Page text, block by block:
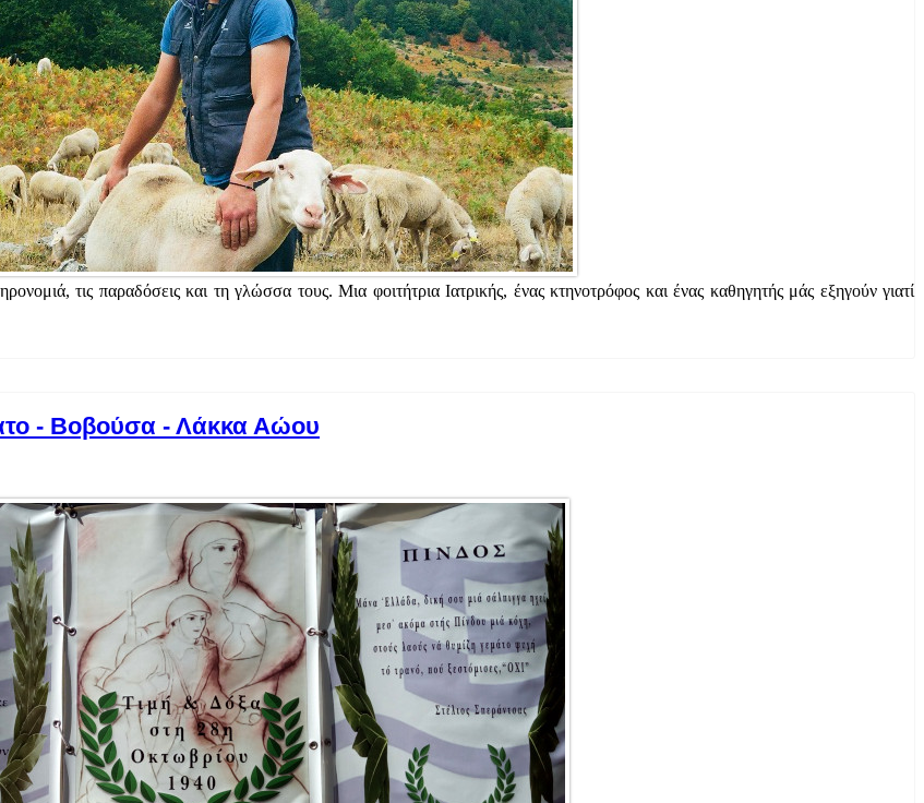
τις παραδόσεις και τη γλώσσα τους. Μια φοιτήτρια Ιατρικής, ένας κτηνοτρόφος και ένας καθηγητής μάς εξηγούν γιατί
- Βοβούσα - Λάκκα Αώου